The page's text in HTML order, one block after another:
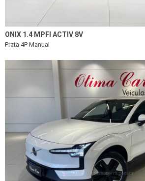
ONIX 1.4 MPFI ACTIV 8V
Prata 4P Manual